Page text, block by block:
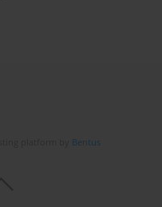
Bentus